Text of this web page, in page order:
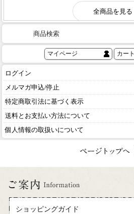
商品検索
マイページ カート
ログイン
メルマガ申込/停止
特定商取引法に基づく表示
送料とお支払い方法について
個人情報の取扱いについて
ショッピングガイド